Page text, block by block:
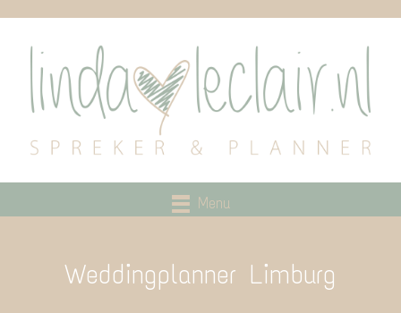
Menu
Weddingplanner Limburg